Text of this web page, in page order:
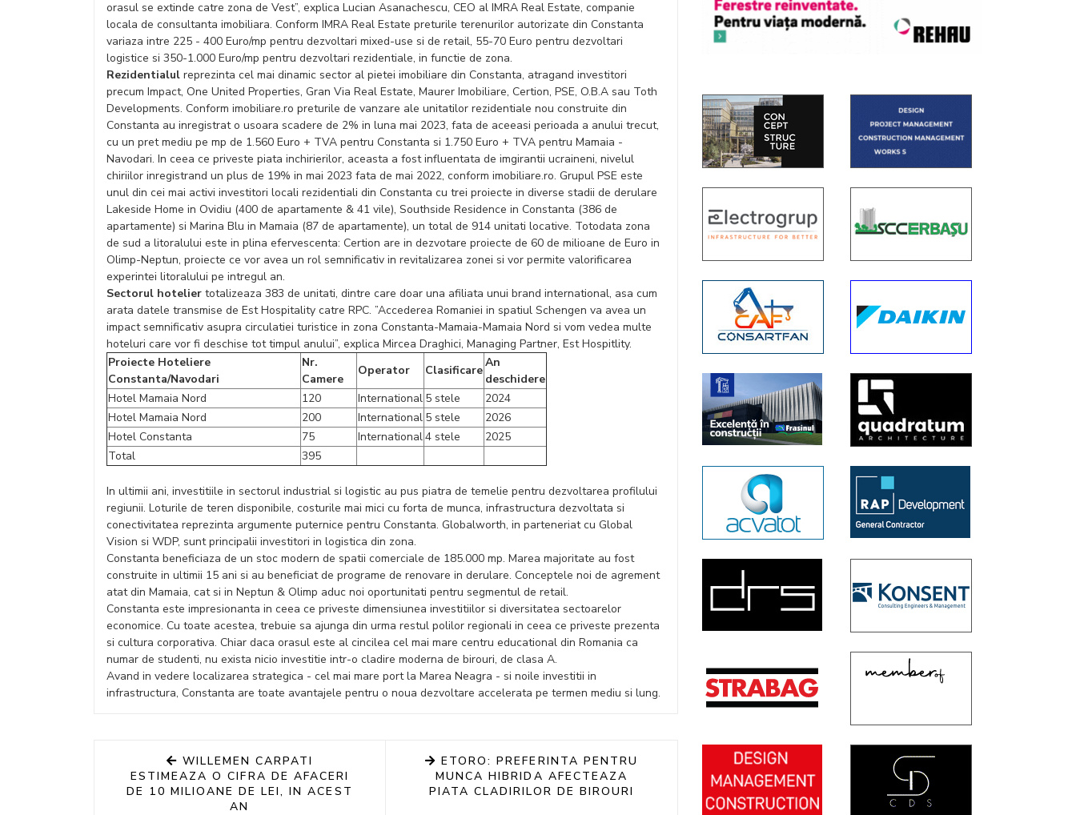
orasul se extinde catre zona de Vest”, explica Lucian Asanachescu, CEO al IMRA Real Estate, companie
locala de consultanta imobiliara. Conform IMRA Real Estate preturile terenurilor autorizate din Constanta
variaza intre 225 - 400 Euro/mp pentru dezvoltari mixed-use si de retail, 55-70 Euro pentru dezvoltari
logistice si 350-1.000 Euro/mp pentru dezvoltari rezidentiale, in functie de zona.
Rezidentialul reprezinta cel mai dinamic sector al pietei imobiliare din Constanta, atragand investitori
precum Impact, One United Properties, Gran Via Real Estate, Maurer Imobiliare, Certion, PSE, O.B.A sau Toth
Developments. Conform imobiliare.ro preturile de vanzare ale unitatilor rezidentiale nou construite din
Constanta au inregistrat o usoara scadere de 2% in luna mai 2023, fata de aceeasi perioada a anului trecut,
cu un pret mediu pe mp de 1.560 Euro + TVA pentru Constanta si 1.750 Euro + TVA pentru Mamaia -
Navodari. In ceea ce priveste piata inchirierilor, aceasta a fost influentata de imgirantii ucraineni, nivelul
chiriilor inregistrand un plus de 19% in mai 2023 fata de mai 2022, conform imobiliare.ro. Grupul PSE este
unul din cei mai activi investitori locali rezidentiali din Constanta cu trei proiecte in diverse stadii de derulare
Lakeside Home in Ovidiu (400 de apartamente & 41 vile), Southside Residence in Constanta (386 de
apartamente) si Marina Blu in Mamaia (87 de apartamente), un total de 914 unitati locative. Totodata zona
de sud a litoralului este in plina efervescenta: Certion are in dezvotare proiecte de 60 de milioane de Euro in
Olimp-Neptun, proiecte ce vor avea un rol semnificativ in revitalizarea zonei si vor permite valorificarea
experintei litoralului pe intregul an.
Sectorul hotelier totalizeaza 383 de unitati, dintre care doar una afiliata unui brand international, asa cum
arata datele transmise de Est Hospitality catre RPC. ”Accederea Romaniei in spatiul Schengen va avea un
impact semnificativ asupra circulatiei turistice in zona Constanta-Mamaia-Mamaia Nord si vom vedea multe
hoteluri care vor fi deschise tot timpul anului”, explica Mircea Draghici, Managing Partner, Est Hospitlity.
Proiecte Hoteliere
Constanta/Navodari
Nr.
Camere
Operator Clasificare
An
deschidere
Hotel Mamaia Nord
120 International 5 stele
2024
Hotel Mamaia Nord
200 International 5 stele
2026
Hotel Constanta
75 International4 stele
2025
Total
395
In ultimii ani, investitiile in sectorul industrial si logistic au pus piatra de temelie pentru dezvoltarea profilului
regiunii. Loturile de teren disponibile, costurile mai mici cu forta de munca, infrastructura dezvoltata si
conectivitatea reprezinta argumente puternice pentru Constanta. Globalworth, in parteneriat cu Global
Vision si WDP, sunt principalii investitori in logistica din zona.
Constanta beneficiaza de un stoc modern de spatii comerciale de 185.000 mp. Marea majoritate au fost
construite in ultimii 15 ani si au beneficiat de programe de renovare in derulare. Conceptele noi de agrement
atat din Mamaia, cat si in Neptun & Olimp aduc noi oportunitati pentru segmentul de retail.
Constanta este impresionanta in ceea ce priveste dimensiunea investitiilor si diversitatea sectoarelor
economice. Cu toate acestea, trebuie sa ajunga din urma restul polilor regionali in ceea ce priveste prezenta
si cultura corporativa. Chiar daca orasul este al cincilea cel mai mare centru educational din Romania ca
numar de studenti, nu exista nicio investitie intr-o cladire moderna de birouri, de clasa A.
Avand in vedere localizarea strategica - cel mai mare port la Marea Neagra - si noile investitii in
infrastructura, Constanta are toate avantajele pentru o noua dezvoltare accelerata pe termen mediu si lung.
WILLEMEN CARPATI
ESTIMEAZA O CIFRA DE AFACERI
DE 10 MILIOANE DE LEI, IN ACEST
AN
ETORO: PREFERINTA PENTRU
MUNCA HIBRIDA AFECTEAZA
PIATA CLADIRILOR DE BIROURI